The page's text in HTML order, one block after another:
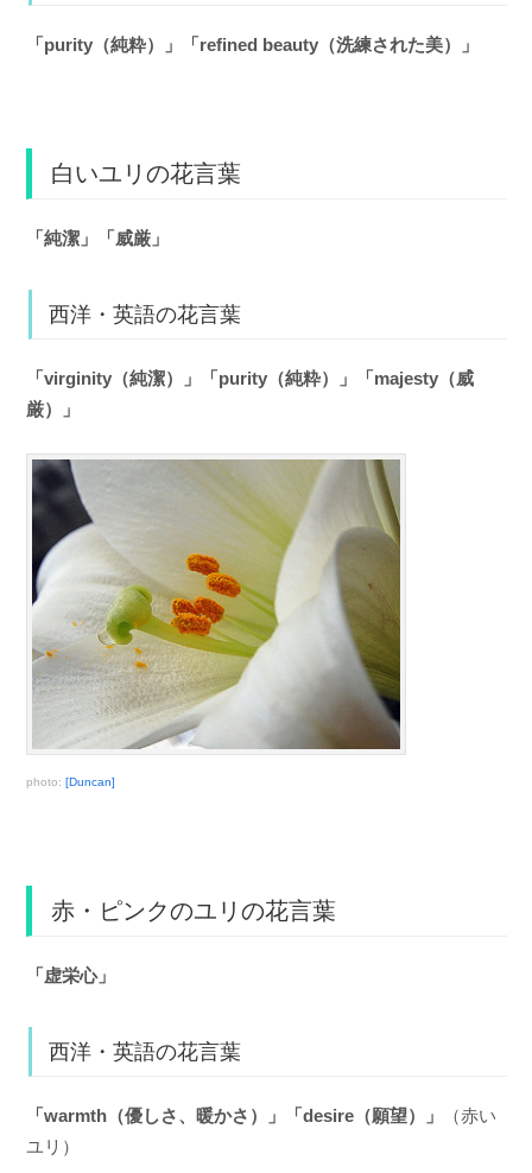
「purity（純粋）」「refined beauty（洗練された美）」
白いユリの花言葉
「純潔」「威厳」
西洋・英語の花言葉
「virginity（純潔）」「purity（純粋）」「majesty（威
厳）」
photo: [Duncan]
赤・ピンクのユリの花言葉
「虚栄心」
西洋・英語の花言葉
「warmth（優しさ、暖かさ）」「desire（願望）」
（赤い
ユリ）